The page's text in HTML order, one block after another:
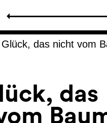
das nicht vom
das